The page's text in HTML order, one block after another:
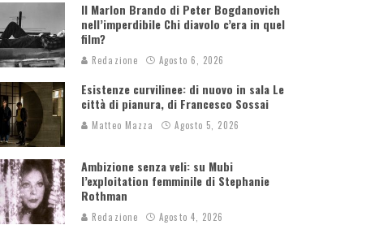
Il Marlon Brando di Peter Bogdanovich
nell’imperdibile Chi diavolo c’era in quel
film?
Redazione Agosto 6, 2026
Esistenze curvilinee: di nuovo in sala Le
città di pianura, di Francesco Sossai
Matteo Mazza Agosto 5, 2026
Ambizione senza veli: su Mubi
l’exploitation femminile di Stephanie
Rothman
Redazione Agosto 4, 2026